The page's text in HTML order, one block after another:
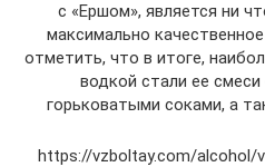
с «Ершом», является ни
максимально
отметить, что в итоге,
водкой стали ее
горьковатыми соками, а
https://vzboltay.com/alcohol/